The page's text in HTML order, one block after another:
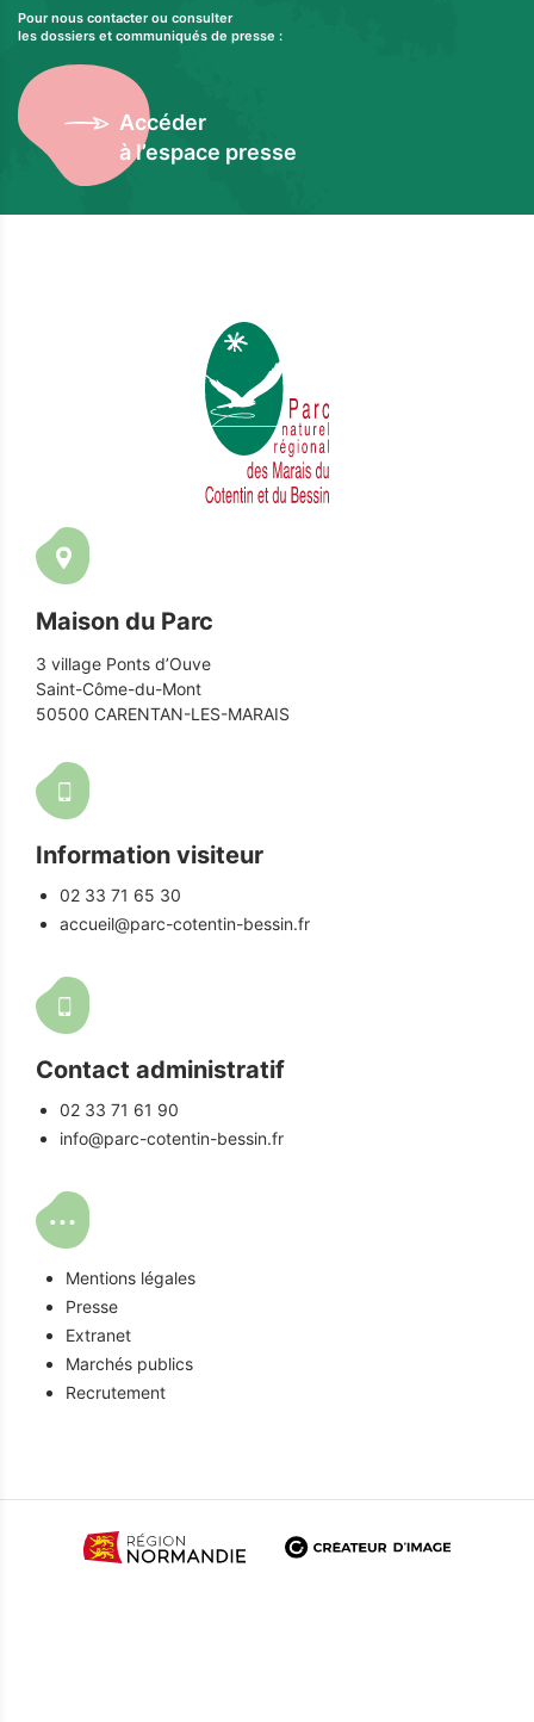
Pour nous contacter ou consulter
les dossiers et communiqués de presse :
Accéder
à l’espace presse
Maison du Parc
3 village Ponts d’Ouve
Saint-Côme-du-Mont
50500 CARENTAN-LES-MARAIS
Information visiteur
02 33 71 65 30
accueil@parc-cotentin-bessin.fr
Contact administratif
02 33 71 61 90
info@parc-cotentin-bessin.fr
Mentions légales
Presse
Extranet
Marchés publics
Recrutement